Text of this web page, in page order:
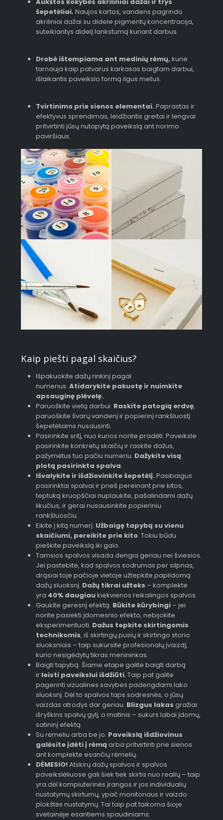
Aukštos kokybės akriliniai dažai ir trys
šepetėliai. Naujos kartos, vandens pagrindo
akriliniai dažai su didele pigmentų koncentracija,
suteikiantys didelį lankstumą kuriant darbus.
Drobė ištempiama ant medinių rėmų, kurie
tarnauja kaip patvarus karkasas baigtam darbui,
išlaikantis paveikslo formą ilgus metus.
Tvirtinimo prie sienos elementai. Paprastas ir
efektyvus sprendimas, leidžiantis greitai ir lengvai
pritvirtinti jūsų nutapytą paveikslą ant norimo
paviršiaus.
Kaip piešti pagal skaičius?
Išpakuokite dažų rinkinį pagal
numerius. Atidarykite pakuotę ir nuimkite
apsauginę plėvelę.
Paruoškite vietą darbui. Raskite patogią erdvę,
paruoškite švarų vandenį ir popierinį rankšluostį
šepetėliams nusausinti.
Pasirinkite sritį, nuo kurios norite pradėti. Paveiksle
pasirinkite konkretų skaičių ir raskite dažus,
pažymėtus tuo pačiu numeriu. Dažykite visą
plotą pasirinkta spalva.
Išvalykite ir išdžiovinkite šepetėlį. Pasibaigus
pasirinktai spalvai ir prieš pereinant prie kitos,
teptuką kruopščiai nuplaukite, pašalindami dažų
likučius, ir gerai nusausinkite popieriniu
rankšluosčiu.
Eikite į kitą numerį. Užbaigę tapybą su vienu
skaičiumi, pereikite prie kito. Tokiu būdu
pieškite paveikslą iki galo.
Tamsios spalvos visada dengia geriau nei šviesios.
Jei pastebite, kad spalvos sodrumas per silpnas,
drąsiai toje pačioje vietoje užtepkite papildomą
dažų sluoksnį. Dažų tikrai užteks – komplekte
yra 40% daugiaukiekvienos reikalingos spalvos.
Gaukite geresnį efektą. Būkite kūrybingi– jei
norite pasiekti įdomesnio efekto, nebijokite
eksperimentuoti. Dažus tepkite skirtingomis
technikomis, iš skirtingų pusių ir skirtingo storio
sluoksniais – taip sukursite profesionalų įvaizdį,
kurio nesigėdytų tikras menininkas.
Baigti tapybą. Šiame etape galite baigti darbą
ir leisti paveikslui išdžiūti. Taip pat galite
pagerinti vizualines savybes padengdami lako
sluoksnį. Dėl to spalvos taps sodresnės, o jūsų
vaizdas atrodys dar geriau. Blizgus lakas gražiai
išryškins spalvų gylį, o matinis – sukurs labai įdomų,
satininį efektą.
Su rėmeliu arba be jo. Paveikslą išdžiovinus
galėsite įdėti į rėmą arba pritvirtinti prie sienos
ant komplekte esančių rėmelių.
DĖMESIO!Atskirų dažų spalvos ir spalvos
paveikslėliuose gali šiek tiek skirtis nuo realių – taip
yra dėl kompiuterinės įrangos ir jos individualių
nustatymų skirtumų, ypač monitoriaus ir vaizdo
plokštės nustatymų. Tai taip pat taikoma šioje
svetainėje esantiems spaudiniams.